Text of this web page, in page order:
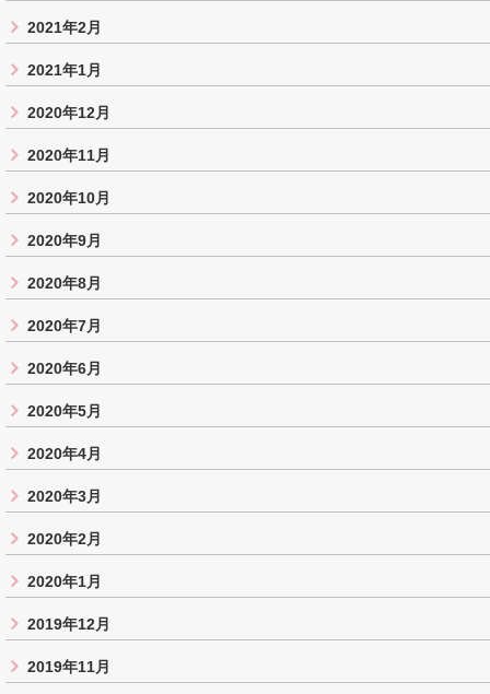
2021年2月
2021年1月
2020年12月
2020年11月
2020年10月
2020年9月
2020年8月
2020年7月
2020年6月
2020年5月
2020年4月
2020年3月
2020年2月
2020年1月
2019年12月
2019年11月